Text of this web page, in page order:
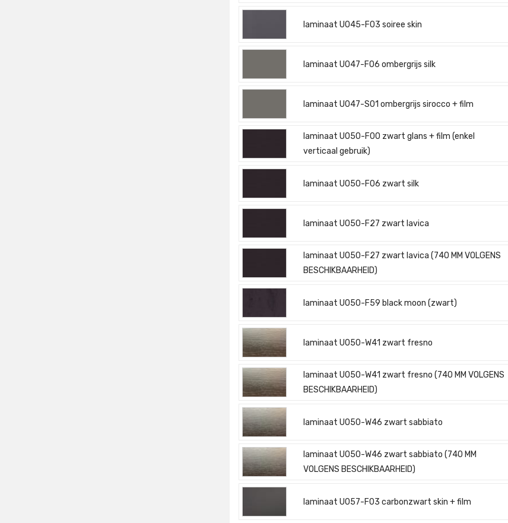
laminaat U045-F03 soiree skin
laminaat U047-F06 ombergrijs silk
laminaat U047-S01 ombergrijs sirocco + film
laminaat U050-F00 zwart glans + film (enkel
verticaal gebruik)
laminaat U050-F06 zwart silk
laminaat U050-F27 zwart lavica
laminaat U050-F27 zwart lavica (740 MM VOLGENS
BESCHIKBAARHEID)
laminaat U050-F59 black moon (zwart)
laminaat U050-W41 zwart fresno
laminaat U050-W41 zwart fresno (740 MM VOLGENS
BESCHIKBAARHEID)
laminaat U050-W46 zwart sabbiato
laminaat U050-W46 zwart sabbiato (740 MM
VOLGENS BESCHIKBAARHEID)
laminaat U057-F03 carbonzwart skin + film